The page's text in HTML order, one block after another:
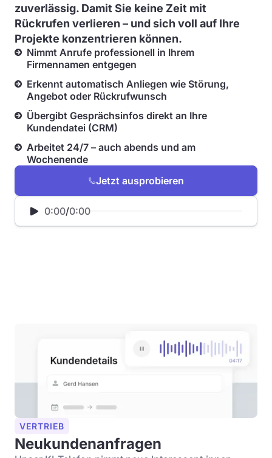
zuverlässig. Damit Sie keine Zeit mit
Rückrufen verlieren – und sich voll auf Ihre
Projekte konzentrieren können.
Nimmt Anrufe professionell in Ihrem
Firmennamen entgegen
Erkennt automatisch Anliegen wie Störung,
Angebot oder Rückrufwunsch
Übergibt Gesprächsinfos direkt an Ihre
Kundendatei (CRM)
Arbeitet 24/7 – auch abends und am
Wochenende
Jetzt ausprobieren
0:00/0:00
VERTRIEB
Neukundenanfragen